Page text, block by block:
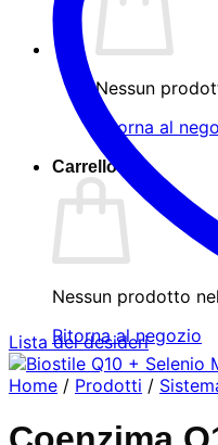
Nessun
Ritorna al
Carrello
Nessun prodotto
Ritorna al negozio
Lista dei desideri
Home / Prodotti /